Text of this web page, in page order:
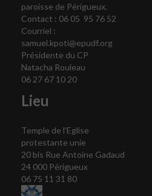
paroisse de Périgueux.
Contact : 06 05 95 76 52
Courriel :
samuel.kpoti@epudf.org
Présidente du CP
Natacha Rouleau
06 27 67 10 20
Lieu
Temple de l’Eglise
protestante unie
20 bis Rue Antoine Gadaud
24 000 Périgueux
06 75 11 31 80